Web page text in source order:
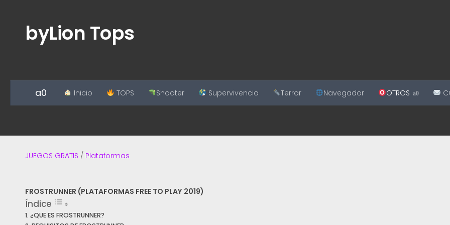
byLion Tops
Inicio TOPS Shooter Supervivencia Terror Navegador OTROS
JUEGOS GRATIS / Plataformas
FROSTRUNNER (PLATAFORMAS FREE TO PLAY 2019)
Índice
¿QUE ES FROSTRUNNER?